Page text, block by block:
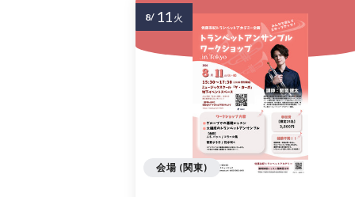
会場 (関東)
8/ 11 火